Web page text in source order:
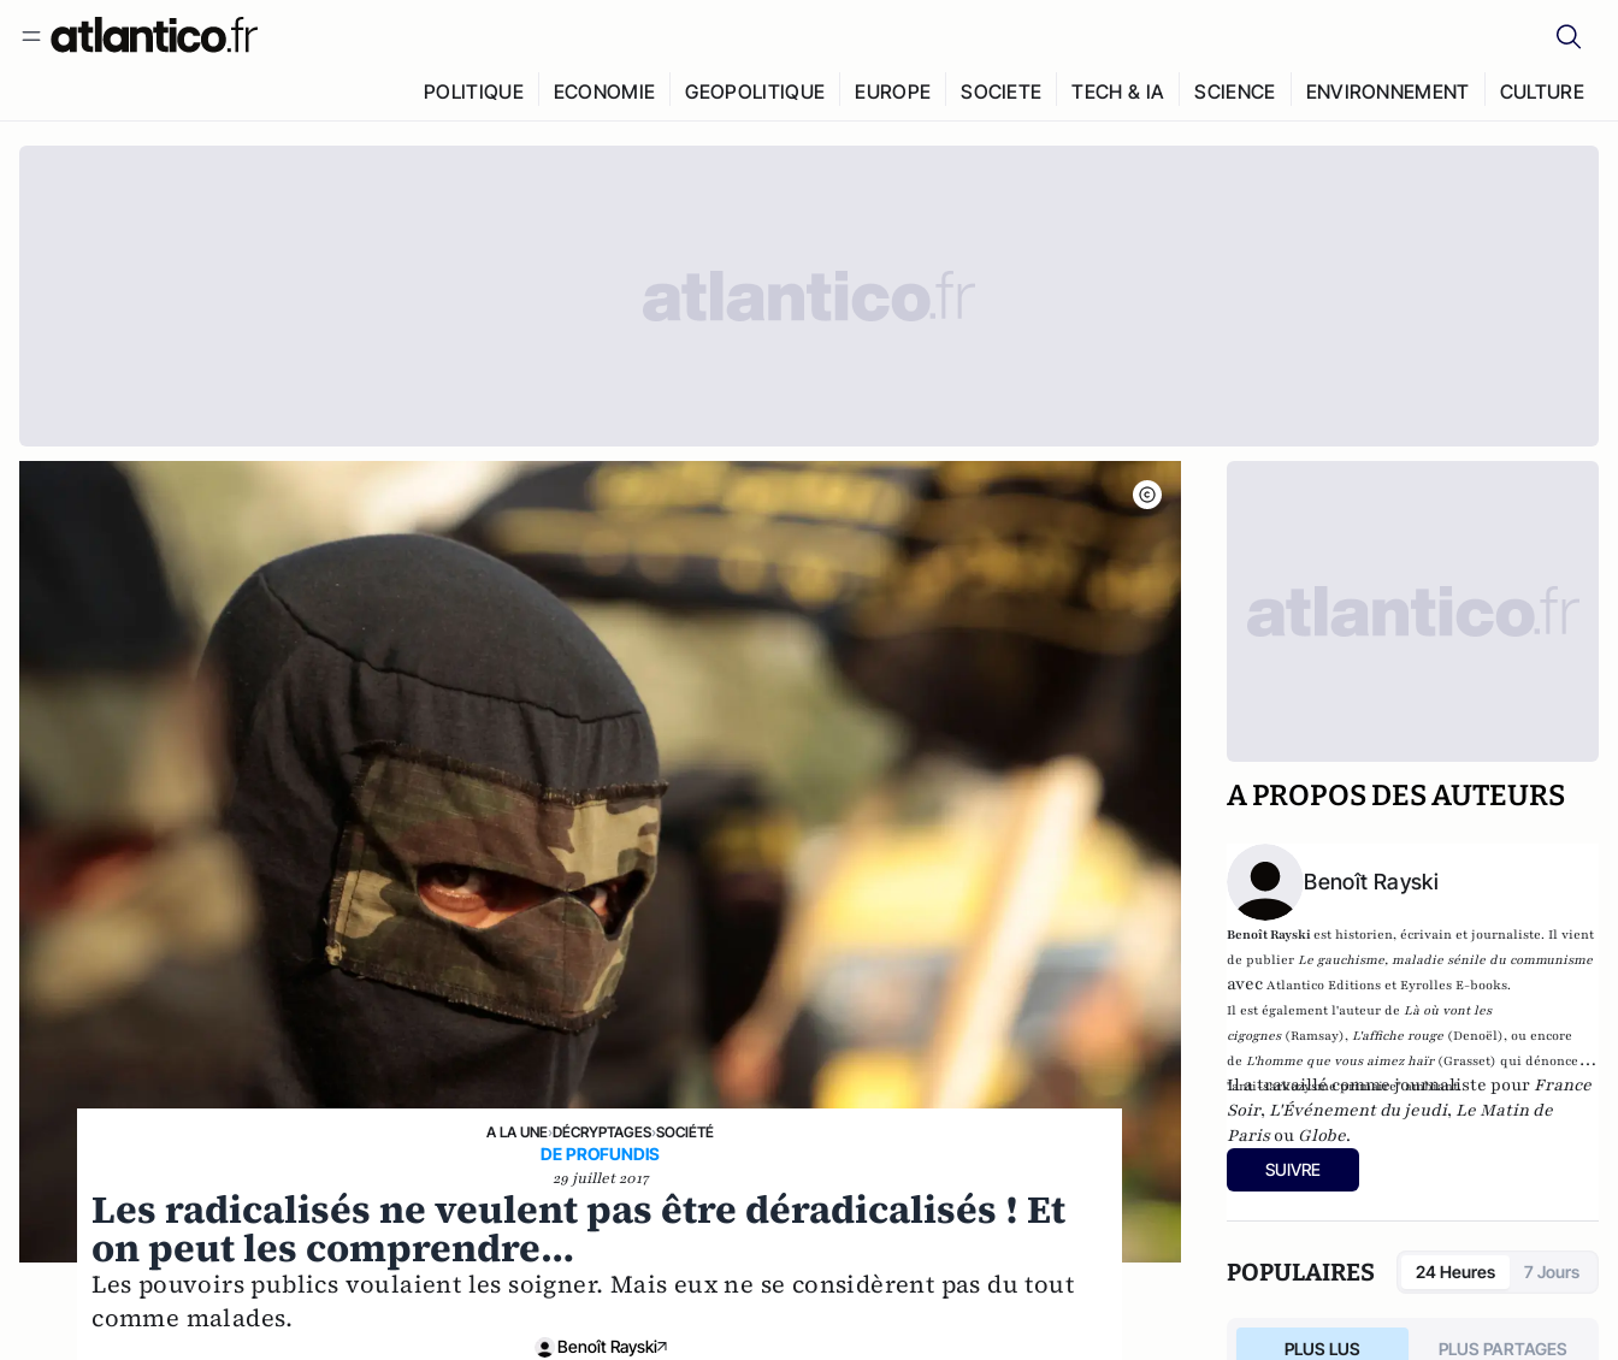
POLITIQUE ECONOMIE GEOPOLITIQUE EUROPE SOCIETE TECH & IA SCIENCE ENVIRONNEMENT CULTURE
A LA UNE›DÉCRYPTAGES›SOCIÉTÉ
DE PROFUNDIS
29 juillet 2017
Les radicalisés ne veulent pas être déradicalisés ! Et
on peut les comprendre…
Les pouvoirs publics voulaient les soigner. Mais eux ne se considèrent pas du tout
comme malades.
Benoît Rayski
A PROPOS DES AUTEURS
Benoît Rayski
Benoît Rayskiest historien, écrivain et journaliste. Il vient
de publierLe gauchisme, maladie sénile du communisme
avecAtlantico Editions et Eyrolles E-books.
Il est également l'auteur deLà où vont les
cigognes (Ramsay),L'affiche rouge (Denoël), ou encore
deL'homme que vous aimez haïr (Grasset) qui dénonce l'
"anti-sarkozysme primaire" ambiant.
Il a travaillé comme journaliste pour France
Soir, L'Événement du jeudi, Le Matin de
Parisou Globe.
SUIVRE
POPULAIRES 24 Heures 7 Jours
PLUS LUS PLUS PARTAGES